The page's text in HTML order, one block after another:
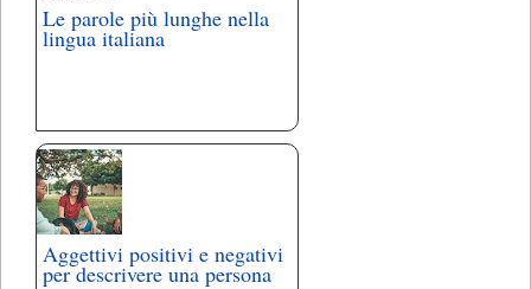
Le parole più lunghe nella
lingua italiana
Aggettivi positivi e negativi
per descrivere una persona